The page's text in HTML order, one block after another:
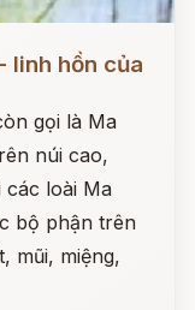
linh hồn của
gọi là Ma
núi cao,
các loài Ma
bộ phận trên
mũi, miệng,